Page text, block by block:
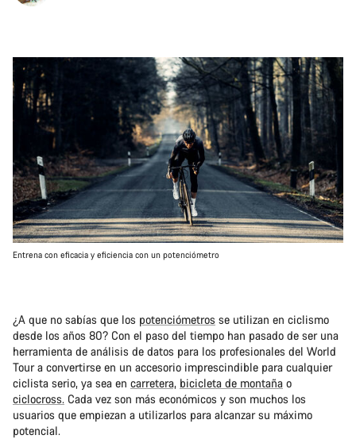
Entrena con eficacia y eficiencia con un potenciómetro
¿A que no sabías que los potenciómetros se utilizan en ciclismo
desde los años 80? Con el paso del tiempo han pasado de ser una
herramienta de análisis de datos para los profesionales del World
Tour a convertirse en un accesorio imprescindible para cualquier
ciclista serio, ya sea en carretera, bicicleta de montaña o
ciclocross. Cada vez son más económicos y son muchos los
usuarios que empiezan a utilizarlos para alcanzar su máximo
potencial.